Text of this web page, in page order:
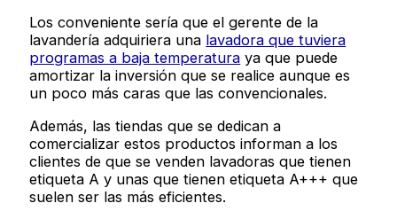
Los conveniente sería que el gerente de la
lavandería adquiriera una lavadora que tuviera
programas a baja temperatura ya que puede
amortizar la inversión que se realice aunque es
un poco más caras que las convencionales.
Además, las tiendas que se dedican a
comercializar estos productos informan a los
clientes de que se venden lavadoras que tienen
etiqueta A y unas que tienen etiqueta A+++ que
suelen ser las más eficientes.